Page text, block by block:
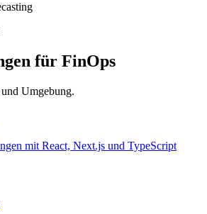
für FinOps
Umgebung.
mit React, Next.js und TypeScript